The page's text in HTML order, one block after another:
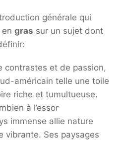
générale qui
gras sur un sujet dont
contrastes et de passion,
américain telle une toile
riche et tumultueuse.
à l’essor
immense allie nature
vibrante. Ses paysages